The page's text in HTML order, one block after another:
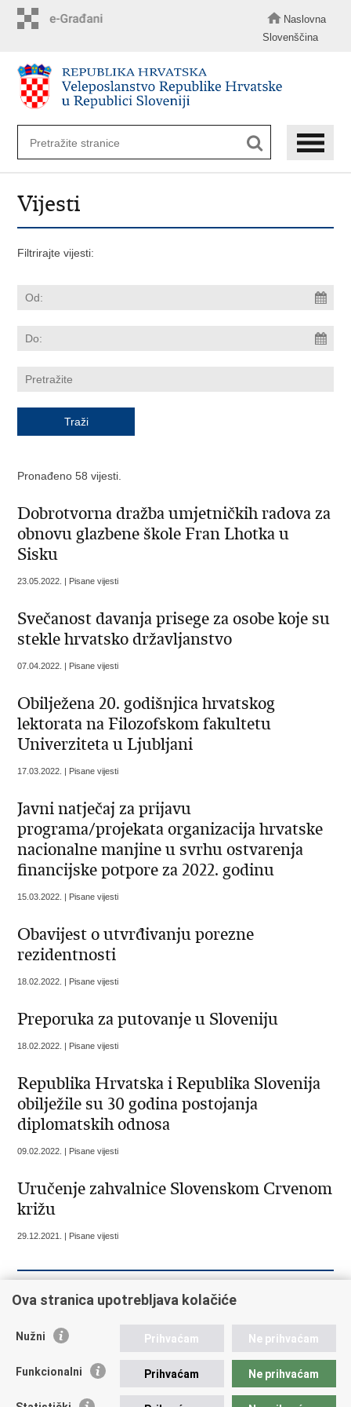
Naslovna
Slovenščina
Vijesti
Filtrirajte vijesti:
Pronađeno 58 vijesti.
Dobrotvorna dražba umjetničkih radova za
obnovu glazbene škole Fran Lhotka u
Sisku
23.05.2022. | Pisane vijesti
Svečanost davanja prisege za osobe koje su
stekle hrvatsko državljanstvo
07.04.2022. | Pisane vijesti
Obilježena 20. godišnjica hrvatskog
lektorata na Filozofskom fakultetu
Univerziteta u Ljubljani
17.03.2022. | Pisane vijesti
Javni natječaj za prijavu
programa/projekata organizacija hrvatske
nacionalne manjine u svrhu ostvarenja
financijske potpore za 2022. godinu
15.03.2022. | Pisane vijesti
Obavijest o utvrđivanju porezne
rezidentnosti
18.02.2022. | Pisane vijesti
Preporuka za putovanje u Sloveniju
18.02.2022. | Pisane vijesti
Republika Hrvatska i Republika Slovenija
obilježile su 30 godina postojanja
diplomatskih odnosa
09.02.2022. | Pisane vijesti
Uručenje zahvalnice Slovenskom Crvenom
križu
29.12.2021. | Pisane vijesti
« Prethodna 1 2 3 4 5 6
Republika Hrvatska
Ova stranica upotrebljava kolačiće
Nužni Prihvaćam Ne prihvaćam
Funkcionalni Prihvaćam Ne prihvaćam